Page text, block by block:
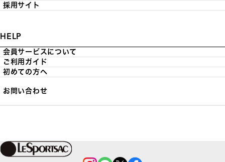
採用サイト
HELP
会員サービスについて
ご利用ガイド
初めての方へ
お問い合わせ